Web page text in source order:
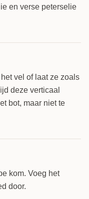
en verse peterselie
vel of laat ze zoals
deze verticaal
bot, maar niet te
kom. Voeg het
door.